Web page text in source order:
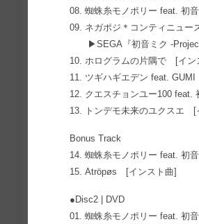
08. 蜘蛛糸モノポリー feat. 初
09. ネガポジ＊コンティニュー
▶SEGA『初音ミク -Project
10. ホログラムの片隅で [イン
11. ツギハギエデン feat. GUMI
12. クエスチョンユー100 feat.
13. トンデモ未来のユクスエ [
Bonus Track
14. 蜘蛛糸モノポリー feat. 初
15. Atröpøs [インスト曲]
●Disc2 | DVD
01. 蜘蛛糸モノポリー feat. 初